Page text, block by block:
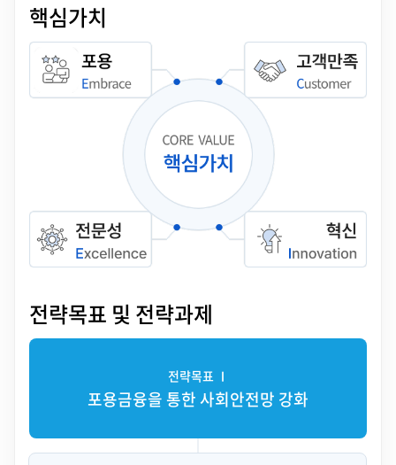
핵심가치
전략목표 및 전략과제
전략목표 Ⅰ
포용금융을 통한 사회안전망 강화